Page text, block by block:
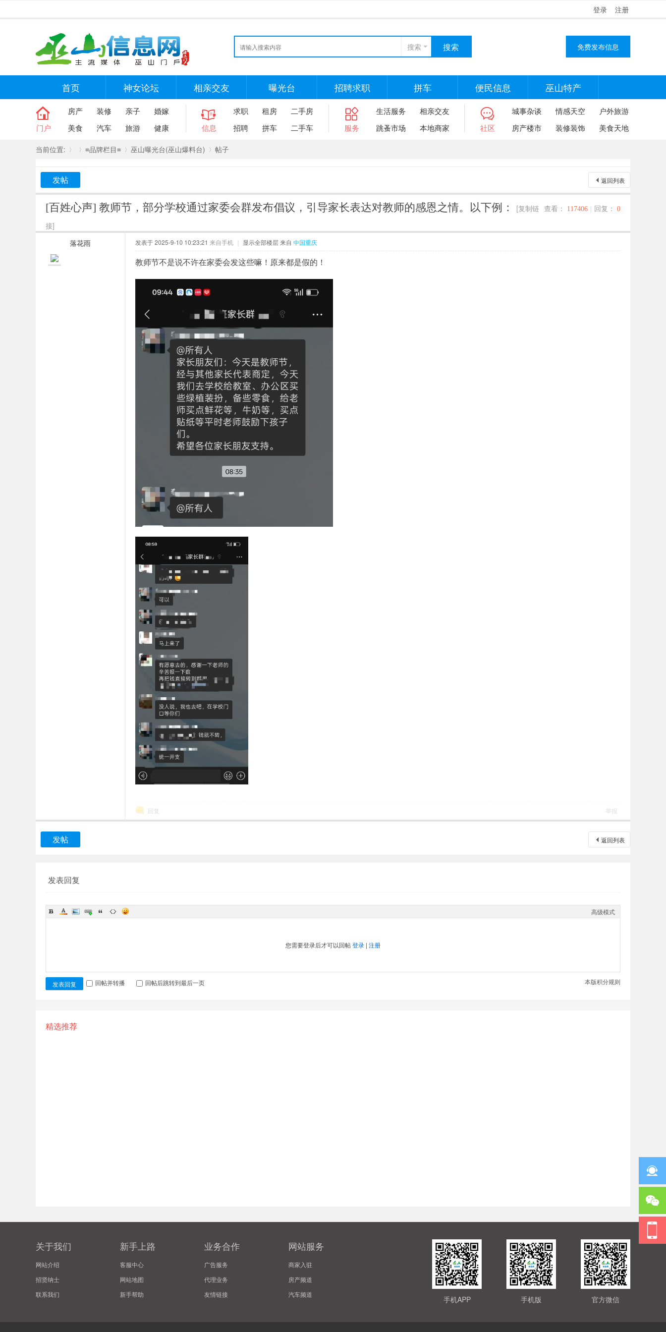
登录 注册
搜索 搜索 免费发布信息
首页 神女论坛 相亲交友 曝光台 招聘求职 拼车 便民信息 巫山特产
门户
房产 装修 亲子
婚嫁
美食
汽车 旅游 健康 信息
求职 租房
二手房
招聘
拼车 二手车 服务
生活服务
相亲交友
跳蚤市场
本地商家 社区
城事杂谈 情感天空
户外旅游
房产楼市
装修装饰 美食天地
当前位置:
» ›
≡品牌栏目≡
›
巫山曝光台(巫山爆料台)
›
帖子
返回列表
发帖
查看： 117406 回复： 0
[百姓心声] 教师节，部分学校通过家委会群发布倡议，引导家长表达对教师的感恩之情。以下例：
[复制链
接]
落花雨
发表于 2025-9-10 10:23:21 来自手机 | 显示全部楼层来自 中国重庆
教师节不是说不许在家委会发这些嘛！原来都是假的！
回复 举报
返回列表
发帖
发表回复
高级模式
您需要登录后才可以回帖登录 | 注册
本版积分规则
发表回复 回帖并转播 回帖后跳转到最后一页
精选推荐
关于我们
网站介绍
招贤纳士
联系我们
新手上路
客服中心
网站地图
新手帮助
业务合作
广告服务
代理业务
友情链接
网站服务
商家入驻
房产频道
汽车频道
官方微信
手机版
手机APP